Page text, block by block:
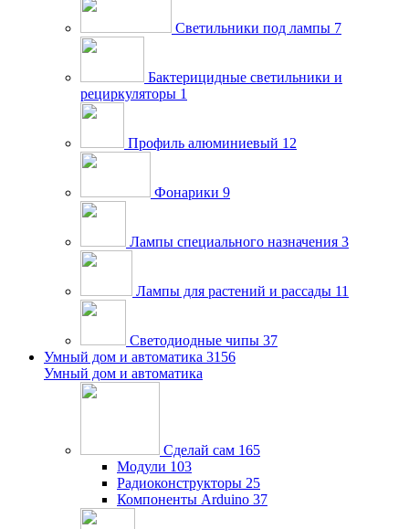
Светильники под лампы 7
Бактерицидные светильники и
рециркуляторы 1
Профиль алюминиевый 12
Фонарики 9
Лампы специального назначения 3
Лампы для растений и рассады 11
Светодиодные чипы 37
Умный дом и автоматика 3156
Умный дом и автоматика
Сделай сам 165
Модули 103
Радиоконструкторы 25
Компоненты Arduino 37